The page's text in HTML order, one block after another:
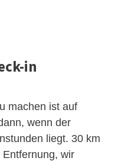
in
machen ist auf
wenn der
liegt. 30 km
wir